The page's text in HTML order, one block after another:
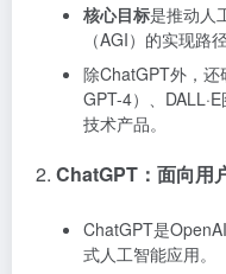
核心目标是推动人
（AGI）的实现路径
除ChatGPT外，还
GPT-4）、
技术产品。
2. ChatGPT：面向用
ChatGPT是
式人工智能应用。